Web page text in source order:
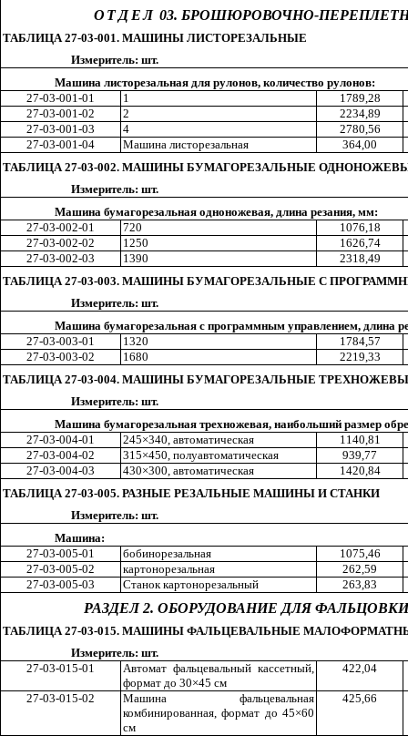
ОТДЕЛ 03. БРОШЮРОВОЧНО-
ТАБЛИЦА 27-03-001. МАШИНЫ ЛИСТОРЕЗАЛЬНЫЕ
Измеритель: шт.
Машина листорезальная для рулонов, количество рулонов:
27-03-001-01
1 1789,28
27-03-001-02
2 2234,89
27-03-001-03
4 2780,56
27-03-001-04
Машина листорезальная 364,00
ТАБЛИЦА 27-03-002. МАШИНЫ БУМАГОРЕЗАЛЬНЫЕ
Измеритель: шт.
Машина бумагорезальная одноножевая, длина резания, мм:
27-03-002-01
720 1076,18
27-03-002-02
1250 1626,74
27-03-002-03
1390 2318,49
ТАБЛИЦА 27-03-003. МАШИНЫ БУМАГОРЕЗАЛЬНЫЕ С
Измеритель: шт.
Машина бумагорезальная с программным управлением, длина
27-03-003-01
1320 1784,57
27-03-003-02
1680 2219,33
ТАБЛИЦА 27-03-004. МАШИНЫ БУМАГОРЕЗАЛЬНЫЕ
Измеритель: шт.
Машина бумагорезальная трехножевая, наибольший размер
27-03-004-01
245×340, автоматическая 1140,81
27-03-004-02
315×450, полуавтоматическая 939,77
27-03-004-03
430×300, автоматическая 1420,84
ТАБЛИЦА 27-03-005. РАЗНЫЕ РЕЗАЛЬНЫЕ МАШИНЫ И СТАНКИ
Измеритель: шт.
Машина:
27-03-005-01
бобинорезальная 1075,46
27-03-005-02
картонорезальная 262,59
27-03-005-03
Станок картонорезальный 263,83
РАЗДЕЛ 2. ОБОРУДОВАНИЕ ДЛЯ
ТАБЛИЦА 27-03-015. МАШИНЫ ФАЛЬЦЕВАЛЬНЫЕ
Измеритель: шт.
27-03-015-01
Автомат фальцевальный кассетный,
формат до 30×45 см
422,04
27-03-015-02
Машина фальцевальная
комбинированная,формат до 45×60
см
425,66